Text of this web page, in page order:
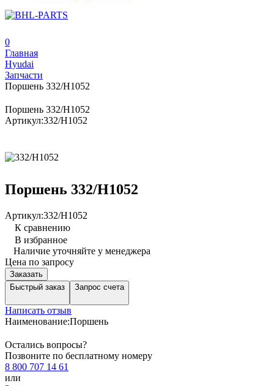
0
Главная
Hyudai
Запчасти
Поршень 332/H1052
Поршень 332/H1052
Артикул:332/H1052
Поршень 332/H1052
Артикул:332/H1052
К сравнению
В избранное
Наличие уточняйте у менеджера
Цена по запросу
Заказать
Быстрый заказ
Запрос счета
Написать отзыв
Наименование:Поршень
Остались вопросы?
Позвоните по бесплатному номеру
8 800 707 14 61
или